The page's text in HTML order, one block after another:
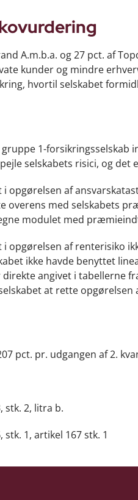
A.m.b.a. og 27 pct. af
kunder og mindre
hvortil selskabet
gruppe 1-
selskabets risici, og
opgørelsen af
overens med selskabets
modulet med
opgørelsen af renterisiko
ikke havde benyttet
angivet i tabellerne
at rette
pct. pr. udgangen af 2.
stk. 2, litra b.
1, artikel 167 stk. 1